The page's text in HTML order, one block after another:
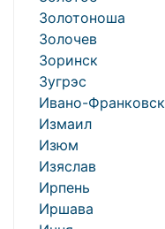
Золотоноша
Золочев
Зоринск
Зугрэс
Ивано-Франковск
Измаил
Изюм
Изяслав
Ирпень
Иршава